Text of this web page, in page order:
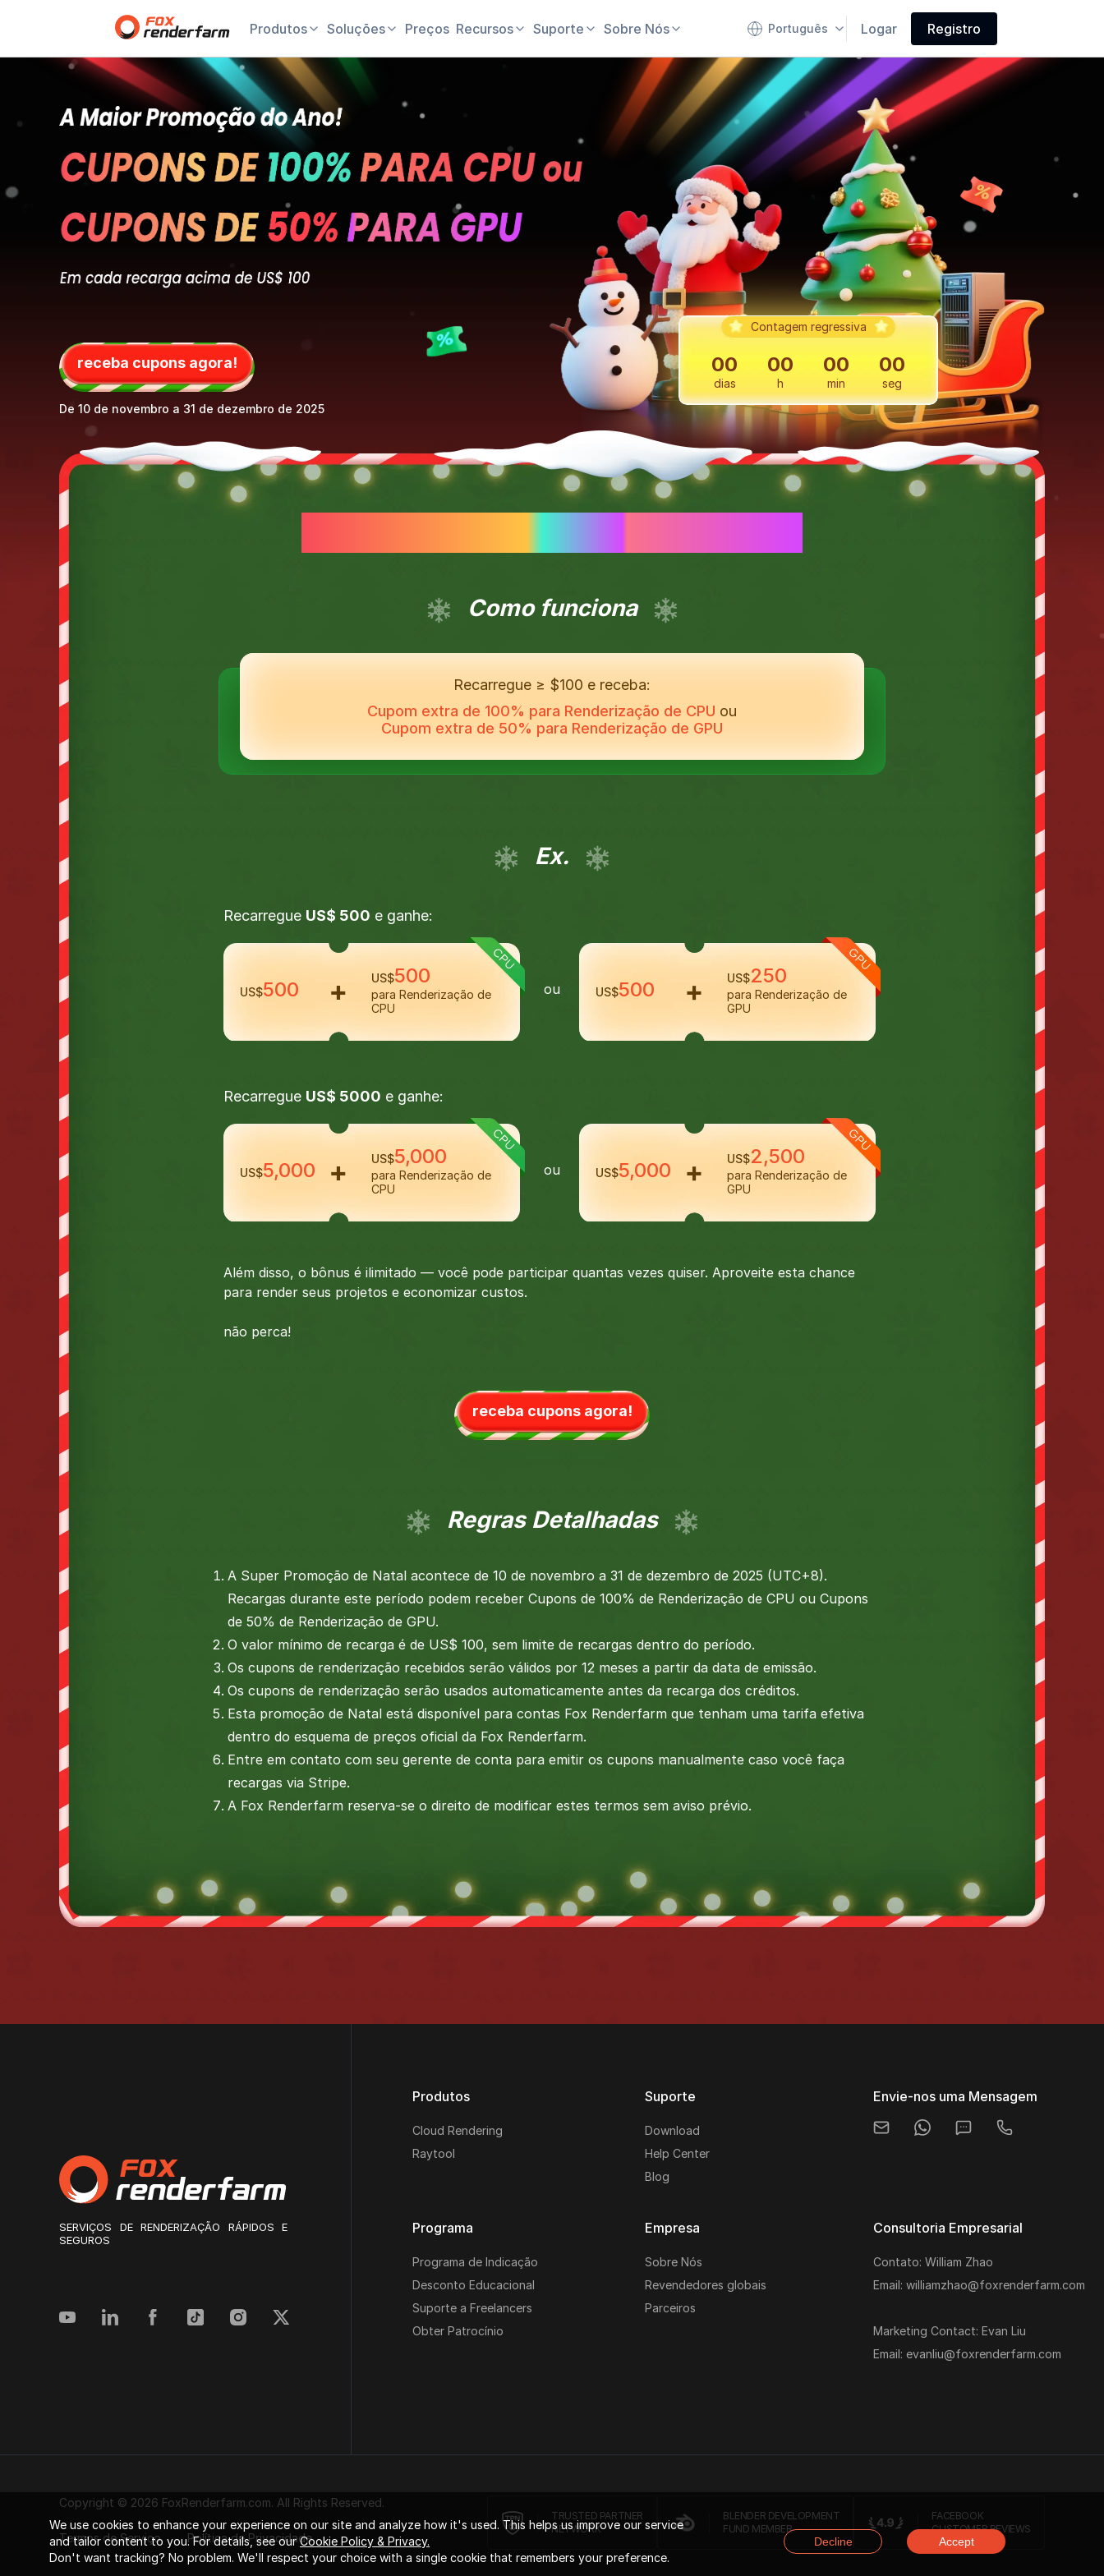
Produtos Soluções Preços Recursos Suporte Sobre Nós Português Logar Registro
receba cupons agora!
De 10 de novembro a 31 de dezembro de 2025
Contagem regressiva
00
dias
00
h
00
min
00
seg
Como funciona
Recarregue ≥ $100 e receba:
Cupom extra de 100% para Renderização de CPU ou
Cupom extra de 50% para Renderização de GPU
Ex.
Recarregue US$ 500 e ganhe:
US$500 US$500
para Renderização de
CPU
ou US$500 US$250
para Renderização de
GPU
Recarregue US$ 5000 e ganhe:
US$5,000 US$5,000
para Renderização de
CPU
ou US$5,000 US$2,500
para Renderização de
GPU
Além disso, o bônus é ilimitado — você pode participar quantas vezes quiser. Aproveite esta chance
para render seus projetos e economizar custos.
não perca!
receba cupons agora!
Regras Detalhadas
A Super Promoção de Natal acontece de 10 de novembro a 31 de dezembro de 2025 (UTC+8).
Recargas durante este período podem receber Cupons de 100% de Renderização de CPU ou Cupons
de 50% de Renderização de GPU.
O valor mínimo de recarga é de US$ 100, sem limite de recargas dentro do período.
Os cupons de renderização recebidos serão válidos por 12 meses a partir da data de emissão.
Os cupons de renderização serão usados automaticamente antes da recarga dos créditos.
Esta promoção de Natal está disponível para contas Fox Renderfarm que tenham uma tarifa efetiva
dentro do esquema de preços oficial da Fox Renderfarm.
Entre em contato com seu gerente de conta para emitir os cupons manualmente caso você faça
recargas via Stripe.
A Fox Renderfarm reserva-se o direito de modificar estes termos sem aviso prévio.
SERVIÇOS DE RENDERIZAÇÃO RÁPIDOS E
SEGUROS
Produtos
Cloud Rendering
Raytool
Suporte
Download
Help Center
Blog
Envie-nos uma Mensagem
Programa
Programa de Indicação
Desconto Educacional
Suporte a Freelancers
Obter Patrocínio
Empresa
Sobre Nós
Revendedores globais
Parceiros
Consultoria Empresarial
Contato: William Zhao
Email: williamzhao@foxrenderfarm.com
Marketing Contact: Evan Liu
Email: evanliu@foxrenderfarm.com
Copyright © 2026 FoxRenderfarm.com. All Rights Reserved.
Termos de Serviço Política de Privacidade
TRUSTED PARTNER
NETWORK
BLENDER DEVELOPMENT
FUND MEMBER
FACEBOOK
CUSTOMER REVIEWS
We use cookies to enhance your experience on our site and analyze how it's used. This helps us improve our service
and tailor content to you. For details, see ourCookie Policy & Privacy.
Don't want tracking? No problem. We'll respect your choice with a single cookie that remembers your preference.
Decline Accept